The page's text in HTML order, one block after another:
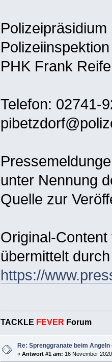
Polizeipräsidium
PHK Frank
Telefon: 02741-
unter Nennung
Quelle zur
Original-
übermittelt
https://
TACKLE FEVER Forum
Re: Sprenggranate beim Angeln
« Antwort #1 am: 16 November